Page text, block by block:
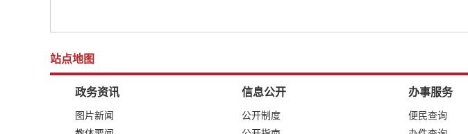
站点地图
政务资讯
图片新闻
信息公开
公开制度
办事服务
便民查询